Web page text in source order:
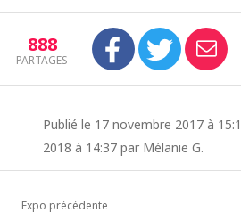
888
PARTAGES
Publié le 17 novembre 2017 à
2018 à 14:37 par Mélanie G.
Expo précédente